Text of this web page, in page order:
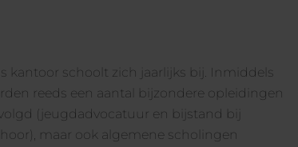
kantoor schoolt zich jaarlijks bij. Inmiddels
reeds een aantal bijzondere opleidingen
(jeugdadvocatuur en bijstand bij
maar ook algemene scholingen
baanbrekende rechtspraak, etc.
kantoor zal ook trachten om periodiek een